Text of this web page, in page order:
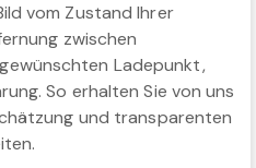
vom Zustand Ihrer
zwischen
Ladepunkt,
So erhalten Sie von uns
und transparenten